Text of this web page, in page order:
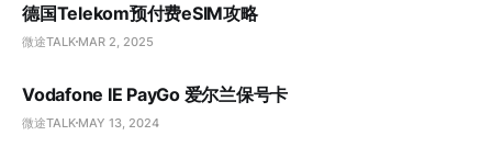
德国Telekom预付费eSIM攻略
微途TALK MAR 2, 2025
Vodafone IE PayGo 爱尔兰保号卡
微途TALK MAY 13, 2024